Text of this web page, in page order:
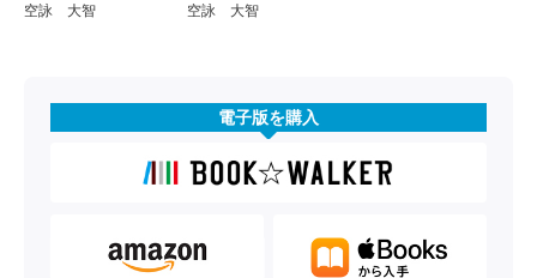
空詠 大智
空詠 大智
電子版を購入